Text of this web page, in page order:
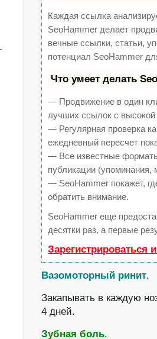
Каждая ссылка
SeoHammer делает
вечные ссылки, статьи,
потенциал SeoHammer
Что умеет делать
— Продвижение в один
лучших ссылок с
— Регулярная проверка
ежедневный пересчет
— Все известные
публикации (упоминания,
— SeoHammer покажет,
обратить внимание.
SeoHammer еще
десятки раз, а первые
Зарегистрироваться
Вазомоторный ринит.
Закапывать в каждую
4 дней.
Зубная боль.